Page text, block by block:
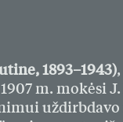
1893–1943)
m. mokėsi